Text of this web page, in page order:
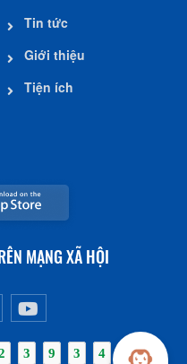
Tin tức
Giới thiệu
Tiện ích
MẠNG XÃ HỘI
3 9 3 4 0